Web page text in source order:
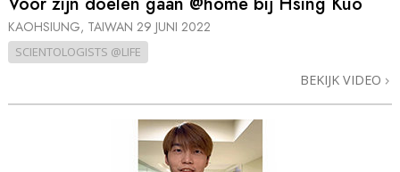
KAOHSIUNG, TAIWAN 29 JUNI 2022
SCIENTOLOGISTS @LIFE
BEKIJK VIDEO